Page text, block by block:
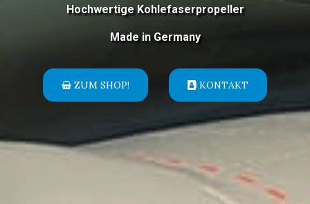
Hochwertige Kohlefaserpropeller
Made in Germany
ZUM SHOP! KONTAKT